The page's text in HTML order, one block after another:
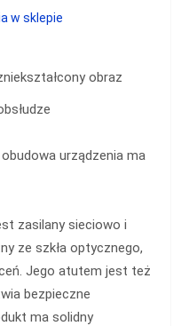
obraz
urządzenia ma
zasilany sieciowo i
ze szkła optycznego,
Jego atutem jest też
bezpieczne
ma solidny
w sklepie